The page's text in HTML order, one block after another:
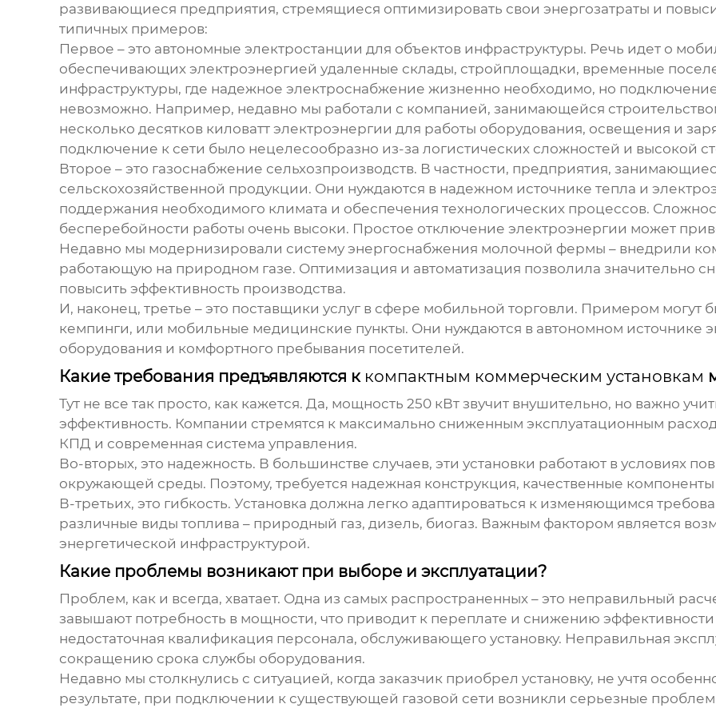
развивающиеся предприятия, стремящиеся оптимизировать свои энергозатраты и
типичных примеров:
Первое – это автономные электростанции для объектов инфраструктуры. Речь идет о
обеспечивающих электроэнергией удаленные склады, стройплощадки, временные
инфраструктуры, где надежное электроснабжение жизненно необходимо, но
невозможно. Например, недавно мы работали с компанией, занимающейся
несколько десятков киловатт электроэнергии для работы оборудования, освещения и
подключение к сети было нецелесообразно из-за логистических сложностей и высокой
Второе – это газоснабжение сельхозпроизводств. В частности, предприятия,
сельскохозяйственной продукции. Они нуждаются в надежном источнике тепла и
поддержания необходимого климата и обеспечения технологических процессов.
бесперебойности работы очень высоки. Простое отключение электроэнергии может
Недавно мы модернизировали систему энергоснабжения молочной фермы – внедрили
работающую на природном газе. Оптимизация и автоматизация позволила значительно
повысить эффективность производства.
И, наконец, третье – это поставщики услуг в сфере мобильной торговли. Примером могут
кемпинги, или мобильные медицинские пункты. Они нуждаются в автономном источнике
оборудования и комфортного пребывания посетителей.
Какие требования предъявляются к компактным коммерческим установкам
Тут не все так просто, как кажется. Да, мощность 250 кВт звучит внушительно, но важно
эффективность. Компании стремятся к максимально сниженным эксплуатационным
КПД и современная система управления.
Во-вторых, это надежность. В большинстве случаев, эти установки работают в условиях
окружающей среды. Поэтому, требуется надежная конструкция, качественные
В-третьих, это гибкость. Установка должна легко адаптироваться к изменяющимся
различные виды топлива – природный газ, дизель, биогаз. Важным фактором является
энергетической инфраструктурой.
Какие проблемы возникают при выборе и эксплуатации?
Проблем, как и всегда, хватает. Одна из самых распространенных – это неправильный
завышают потребность в мощности, что приводит к переплате и снижению эффективности
недостаточная квалификация персонала, обслуживающего установку. Неправильная
сокращению срока службы оборудования.
Недавно мы столкнулись с ситуацией, когда заказчик приобрел установку, не учтя
результате, при подключении к существующей газовой сети возникли серьезные